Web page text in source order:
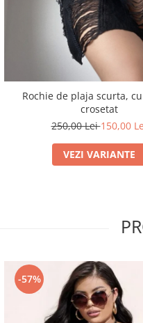
Rochie de plaja scurta,
crosetat
250,00 Lei150,00
VEZI VARIANTE
-57%